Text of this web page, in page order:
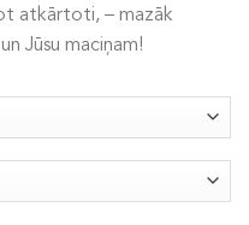
atkārtoti, – mazāk
Jūsu maciņam!